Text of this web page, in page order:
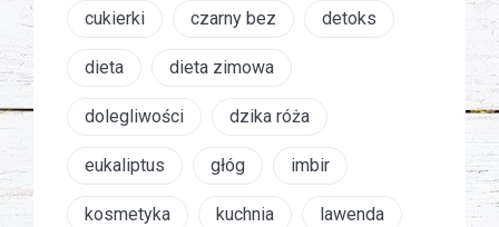
cukierki czarny bez detoks
dieta dieta zimowa
dolegliwości dzika róża
eukaliptus głóg imbir
kosmetyka kuchnia lawenda